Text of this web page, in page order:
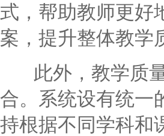
式，帮助教师更好
案，提升整体教学
此外，教学质量
合。系统设有统一
持根据不同学科和